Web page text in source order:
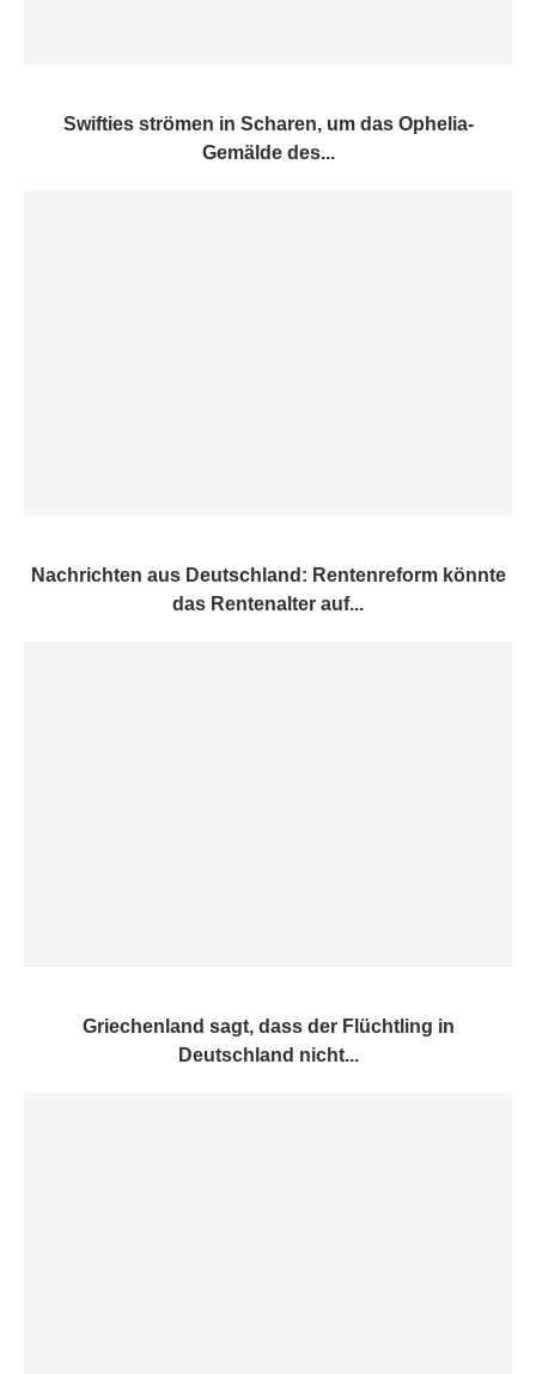
Swifties strömen in Scharen, um das Ophelia-
Gemälde des...
Nachrichten aus Deutschland: Rentenreform könnte
das Rentenalter auf...
Griechenland sagt, dass der Flüchtling in
Deutschland nicht...